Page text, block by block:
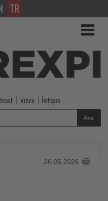
TR
Video İletişim
Ara
26.05.2026